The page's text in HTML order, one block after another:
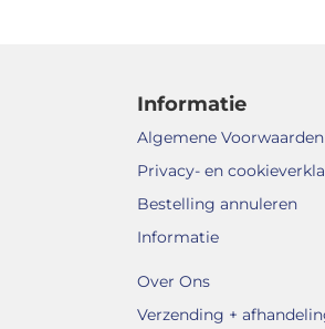
Informatie
Algemene Voorwaarden
Privacy- en
Bestelling annuleren
Informatie
Over Ons
Verzending +